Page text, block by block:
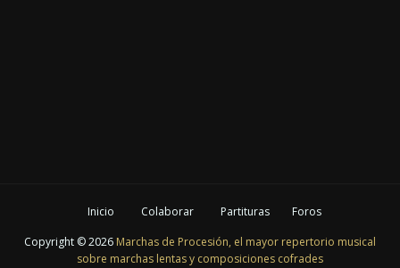
Inicio Colaborar Partituras
Foros
Copyright ©2026 Marchas de Procesión, el mayor repertorio musical
sobre marchas lentas y composiciones cofrades